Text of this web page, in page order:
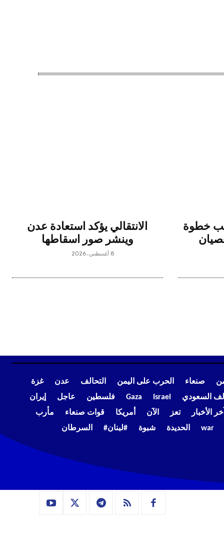
خطوة
الانتقالي يؤكد استعادة عدن
وينشر صور اسقاطها
8 أغسطس، 2026
صنعاء الحرب على اليمن التحالف عدن
غزة
السعودي Israel
Gaza فلسطين عاجل
إيران
آخر الأخبار تعز الآن أمريكا قوات صنعاء
مأرب
war الحديدة شبوة #لبنان# السرطان